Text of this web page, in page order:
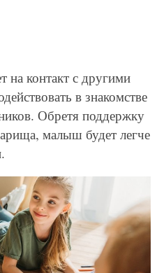
на контакт с другими
в знакомстве
Обретя поддержку
малыш будет легче